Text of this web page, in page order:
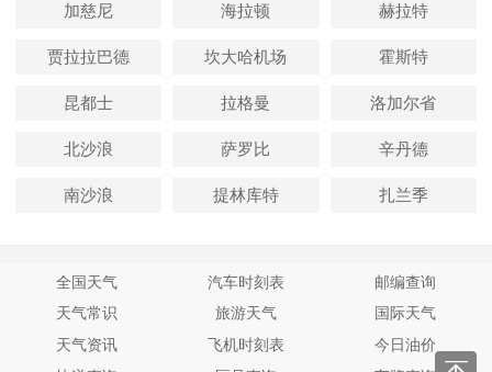
加慈尼 海拉顿 赫拉特
贾拉拉巴德 坎大哈机场 霍斯特
昆都士 拉格曼 洛加尔省
北沙浪 萨罗比 辛丹德
南沙浪 提林库特 扎兰季
全国天气 汽车时刻表
邮编查询
天气常识
旅游天气
国际天气
天气资讯
飞机时刻表
今日油价